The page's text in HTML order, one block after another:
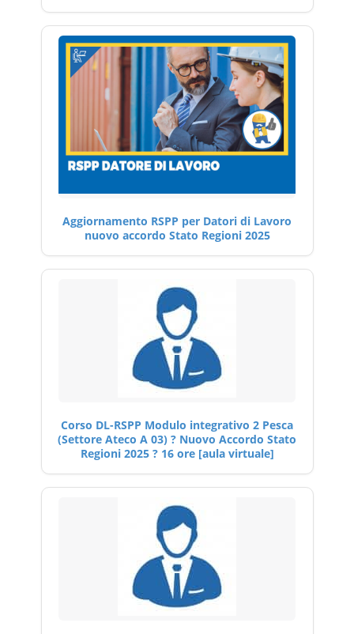
Aggiornamento RSPP per Datori di Lavoro
nuovo accordo Stato Regioni 2025
Corso DL-RSPP Modulo integrativo 2 Pesca
(Settore Ateco A 03) ? Nuovo Accordo Stato
Regioni 2025 ? 16 ore [aula virtuale]